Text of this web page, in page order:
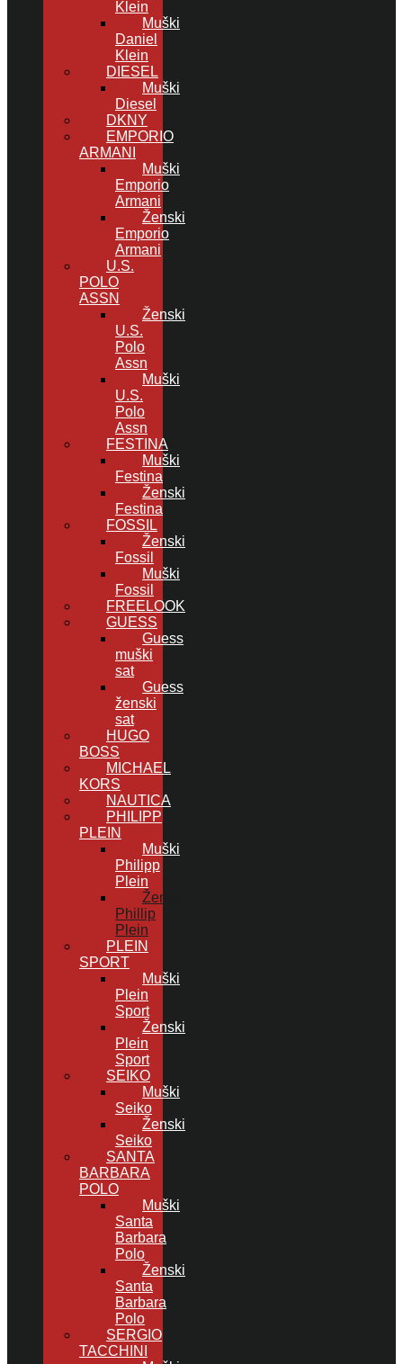
Klein
Muški
Daniel
Klein
DIESEL
Muški
Diesel
DKNY
EMPORIO
ARMANI
Muški
Emporio
Armani
Ženski
Emporio
Armani
U.S.
POLO
ASSN
Ženski
U.S.
Polo
Assn
Muški
U.S.
Polo
Assn
FESTINA
Muški
Festina
Ženski
Festina
FOSSIL
Ženski
Fossil
Muški
Fossil
FREELOOK
GUESS
Guess
muški
sat
Guess
ženski
sat
HUGO
BOSS
MICHAEL
KORS
NAUTICA
PHILIPP
PLEIN
Muški
Philipp
Plein
Ženski
Phillip
Plein
PLEIN
SPORT
Muški
Plein
Sport
Ženski
Plein
Sport
SEIKO
Muški
Seiko
Ženski
Seiko
SANTA
BARBARA
POLO
Muški
Santa
Barbara
Polo
Ženski
Santa
Barbara
Polo
SERGIO
TACCHINI